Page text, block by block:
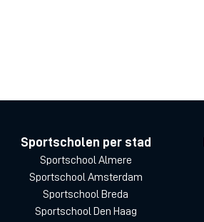
Sportscholen per stad
Sportschool Almere
Sportschool Amsterdam
Sportschool Breda
Sportschool Den Haag